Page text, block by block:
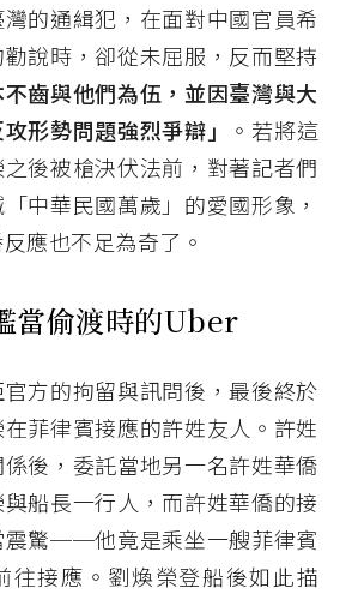
的通緝犯，在面對中國官員希
說時，卻從未屈服，反而堅持
不齒與他們為伍，並因臺灣與大
形勢問題強烈爭辯」
。若將這
後被槍決伏法前，對著記者們
中華民國萬歲」的愛國形象，
應也不足為奇了。
當偷渡時的Uber
方的拘留與訊問後，最後終於
菲律賓接應的許姓友人。許姓
後，委託當地另一名許姓華僑
船長一行人，而許姓華僑的接
震驚──他竟是乘坐一艘菲律賓
往接應。劉煥榮登船後如此描